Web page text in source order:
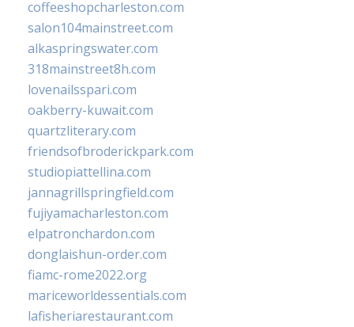
coffeeshopcharleston.com
salon104mainstreet.com
alkaspringswater.com
318mainstreet8h.com
lovenailsspari.com
oakberry-kuwait.com
quartzliterary.com
friendsofbroderickpark.com
studiopiattellina.com
jannagrillspringfield.com
fujiyamacharleston.com
elpatronchardon.com
donglaishun-order.com
fiamc-rome2022.org
mariceworldessentials.com
lafisheriarestaurant.com